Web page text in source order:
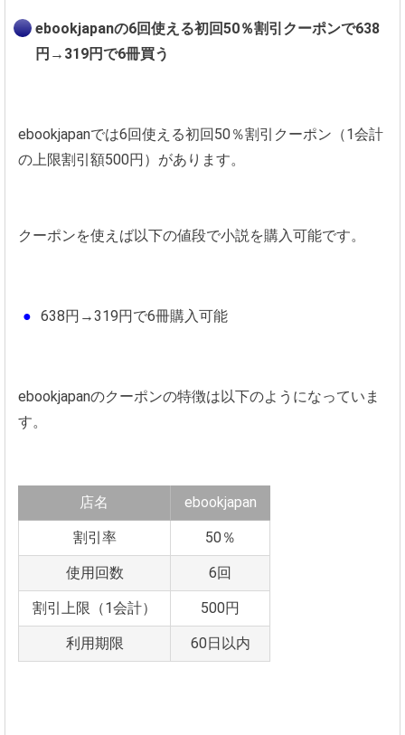
ebookjapanの6回使える初回50％割引クーポンで638
円→319円で6冊買う
ebookjapanでは6回使える初回50％割引クーポン（1会計
の上限割引額500円）があります。
クーポンを使えば以下の値段で小説を購入可能です。
638円→319円で6冊購入可能
ebookjapanのクーポンの特徴は以下のようになっていま
す。
店名 ebookjapan
割引率 50％
使用回数 6回
割引上限（1会計） 500円
利用期限 60日以内